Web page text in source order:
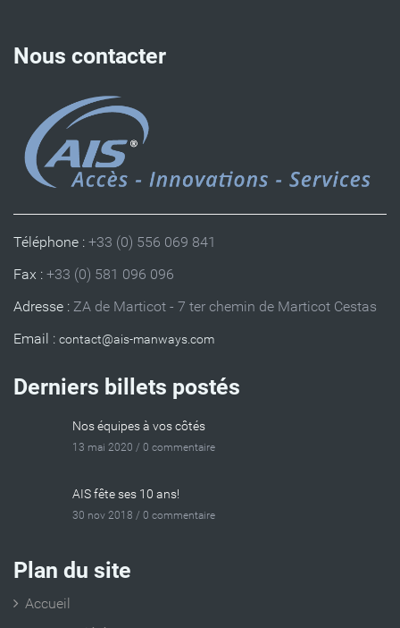
Nous contacter
Téléphone : +33 (0) 556 069 841
Fax : +33 (0) 581 096 096
Adresse : ZA de Marticot - 7 ter chemin de Marticot Cestas
Email :
Derniers billets postés
Nos équipes à vos côtés
13 mai 2020 / 0 commentaire
AIS fête ses 10 ans!
30 nov 2018 / 0 commentaire
Plan du site
Accueil